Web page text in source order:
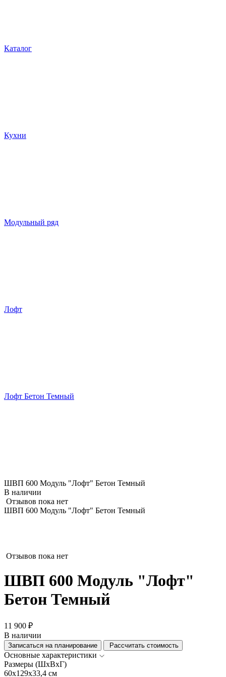
Каталог
Кухни
Модульный ряд
Лофт
Лофт Бетон Темный
ШВП 600 Модуль "Лофт" Бетон Темный
В наличии
Отзывов пока нет
ШВП 600 Модуль "Лофт" Бетон Темный
Отзывов пока нет
ШВП 600 Модуль "Лофт"
Бетон Темный
11 900 ₽
В наличии
Записаться на планирование Рассчитать стоимость
Основные характеристики
Размеры (ШхВхГ)
60x129x33,4 см